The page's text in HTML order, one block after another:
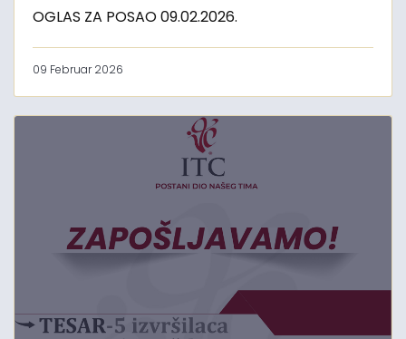
OGLAS ZA POSAO 09.02.2026.
09 Februar 2026